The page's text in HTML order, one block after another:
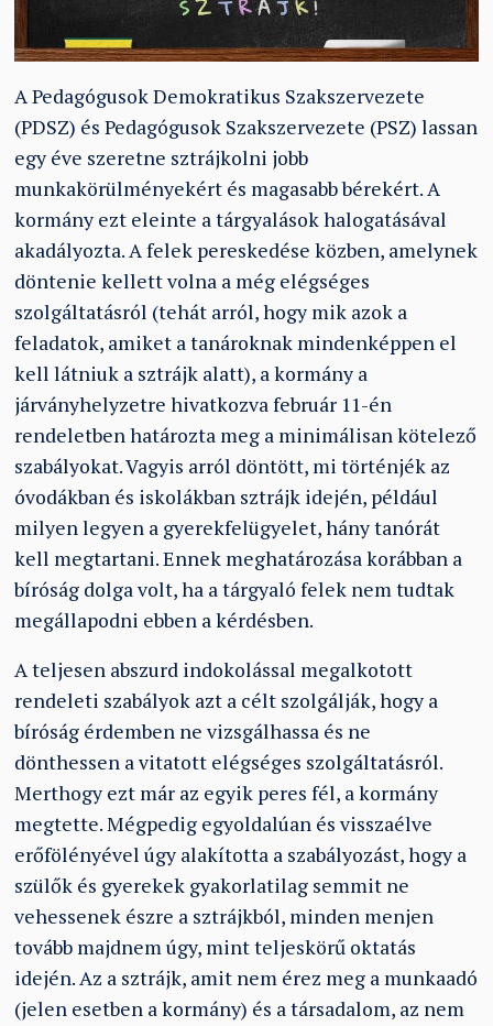
A Pedagógusok Demokratikus Szakszervezete
(PDSZ) és Pedagógusok Szakszervezete (PSZ) lassan
egy éve szeretne sztrájkolni jobb
munkakörülményekért és magasabb bérekért. A
kormány ezt eleinte a tárgyalások halogatásával
akadályozta. A felek pereskedése közben, amelynek
döntenie kellett volna a még elégséges
szolgáltatásról (tehát arról, hogy mik azok a
feladatok, amiket a tanároknak mindenképpen el
kell látniuk a sztrájk alatt), a kormány a
járványhelyzetre hivatkozva február 11-én
rendeletben határozta meg a minimálisan kötelező
szabályokat. Vagyis arról döntött, mi történjék az
óvodákban és iskolákban sztrájk idején, például
milyen legyen a gyerekfelügyelet, hány tanórát
kell megtartani. Ennek meghatározása korábban a
bíróság dolga volt, ha a tárgyaló felek nem tudtak
megállapodni ebben a kérdésben.
A teljesen abszurd indokolással megalkotott
rendeleti szabályok azt a célt szolgálják, hogy a
bíróság érdemben ne vizsgálhassa és ne
dönthessen a vitatott elégséges szolgáltatásról.
Merthogy ezt már az egyik peres fél, a kormány
megtette. Mégpedig egyoldalúan és visszaélve
erőfölényével úgy alakította a szabályozást, hogy a
szülők és gyerekek gyakorlatilag semmit ne
vehessenek észre a sztrájkból, minden menjen
tovább majdnem úgy, mint teljeskörű oktatás
idején. Az a sztrájk, amit nem érez meg a munkaadó
(jelen esetben a kormány) és a társadalom, az nem